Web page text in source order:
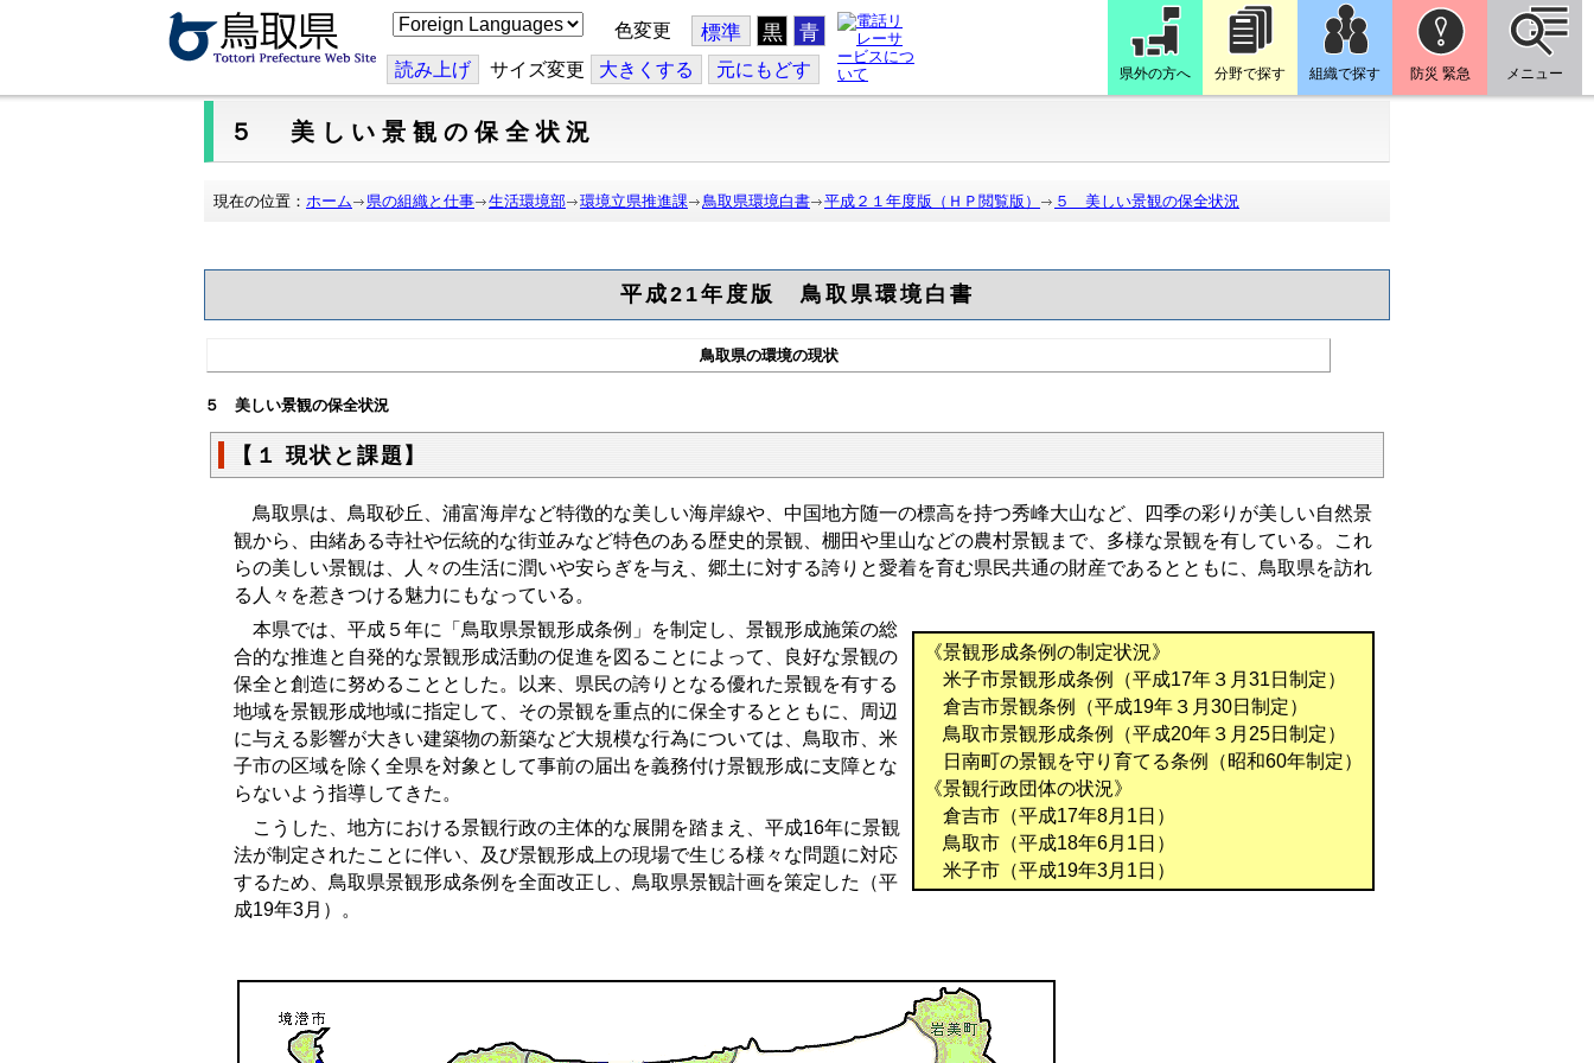
こ
の
ジ
を
翻
訳
色変更 標準 黒 青
読み上げ サイズ変更 大きくする 元にもどす 県外の方へ 分野で探す 組織で探す 防災 緊急 メニュー
５ 美しい景観の保全状況
現在の位置： ホーム 県の組織と仕事 生活環境部 環境立県推進課 鳥取県環境白書 平成２１年度版（ＨＰ閲覧版） ５ 美しい景観の保全状況
平成21年度版 鳥取県環境白書
鳥取県の環境の現状
５ 美しい景観の保全状況
【１ 現状と課題】
鳥取県は、鳥取砂丘、浦富海岸など特徴的な美しい海岸線や、中国地方随一の標高を持つ秀峰大山など、四季の彩りが美しい自然景
観から、由緒ある寺社や伝統的な街並みなど特色のある歴史的景観、棚田や里山などの農村景観まで、多様な景観を有している。これ
らの美しい景観は、人々の生活に潤いや安らぎを与え、郷土に対する誇りと愛着を育む県民共通の財産であるとともに、鳥取県を訪れ
る人々を惹きつける魅力にもなっている。
《景観形成条例の制定状況》
米子市景観形成条例（平成17年３月31日制定）
倉吉市景観条例（平成19年３月30日制定）
鳥取市景観形成条例（平成20年３月25日制定）
日南町の景観を守り育てる条例（昭和60年制定）
《景観行政団体の状況》
倉吉市（平成17年8月1日）
鳥取市（平成18年6月1日）
米子市（平成19年3月1日）
本県では、平成５年に「鳥取県景観形成条例」を制定し、景観形成施策の総
合的な推進と自発的な景観形成活動の促進を図ることによって、良好な景観の
保全と創造に努めることとした。以来、県民の誇りとなる優れた景観を有する
地域を景観形成地域に指定して、その景観を重点的に保全するとともに、周辺
に与える影響が大きい建築物の新築など大規模な行為については、鳥取市、米
子市の区域を除く全県を対象として事前の届出を義務付け景観形成に支障とな
らないよう指導してきた。
こうした、地方における景観行政の主体的な展開を踏まえ、平成16年に景観
法が制定されたことに伴い、及び景観形成上の現場で生じる様々な問題に対応
するため、鳥取県景観形成条例を全面改正し、鳥取県景観計画を策定した（平
成19年3月）。